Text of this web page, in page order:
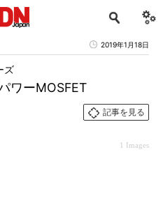
2019年1月18日
ワーMOSFET
ズ
記事を見る
1 Images